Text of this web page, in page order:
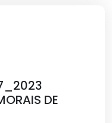
DE